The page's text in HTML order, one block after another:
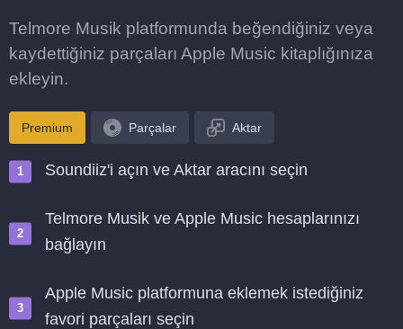
Telmore Musik platformunda beğendiğiniz veya
kaydettiğiniz parçaları Apple Music kitaplığınıza
ekleyin.
Premium Parçalar Aktar
Soundiiz'i açın ve Aktar aracını seçin
Telmore Musik ve Apple Music hesaplarınızı
bağlayın
Apple Music platformuna eklemek istediğiniz
favori parçaları seçin